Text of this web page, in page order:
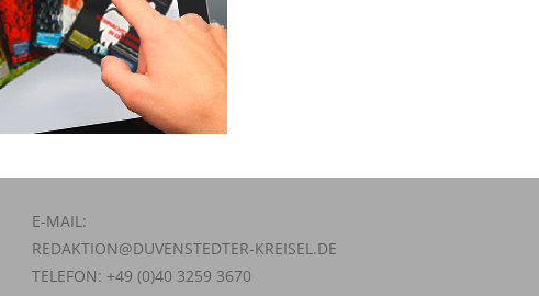
E-MAIL:
REDAKTION@DUVENSTEDTER-KREISEL.DE
TELEFON: +49 (0)40 3259 3670